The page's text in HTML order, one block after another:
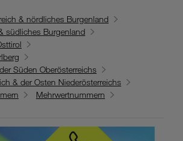
& nördliches Burgenland
südliches Burgenland
Süden Oberösterreichs
& der Osten Niederösterreichs
Mehrwertnummern